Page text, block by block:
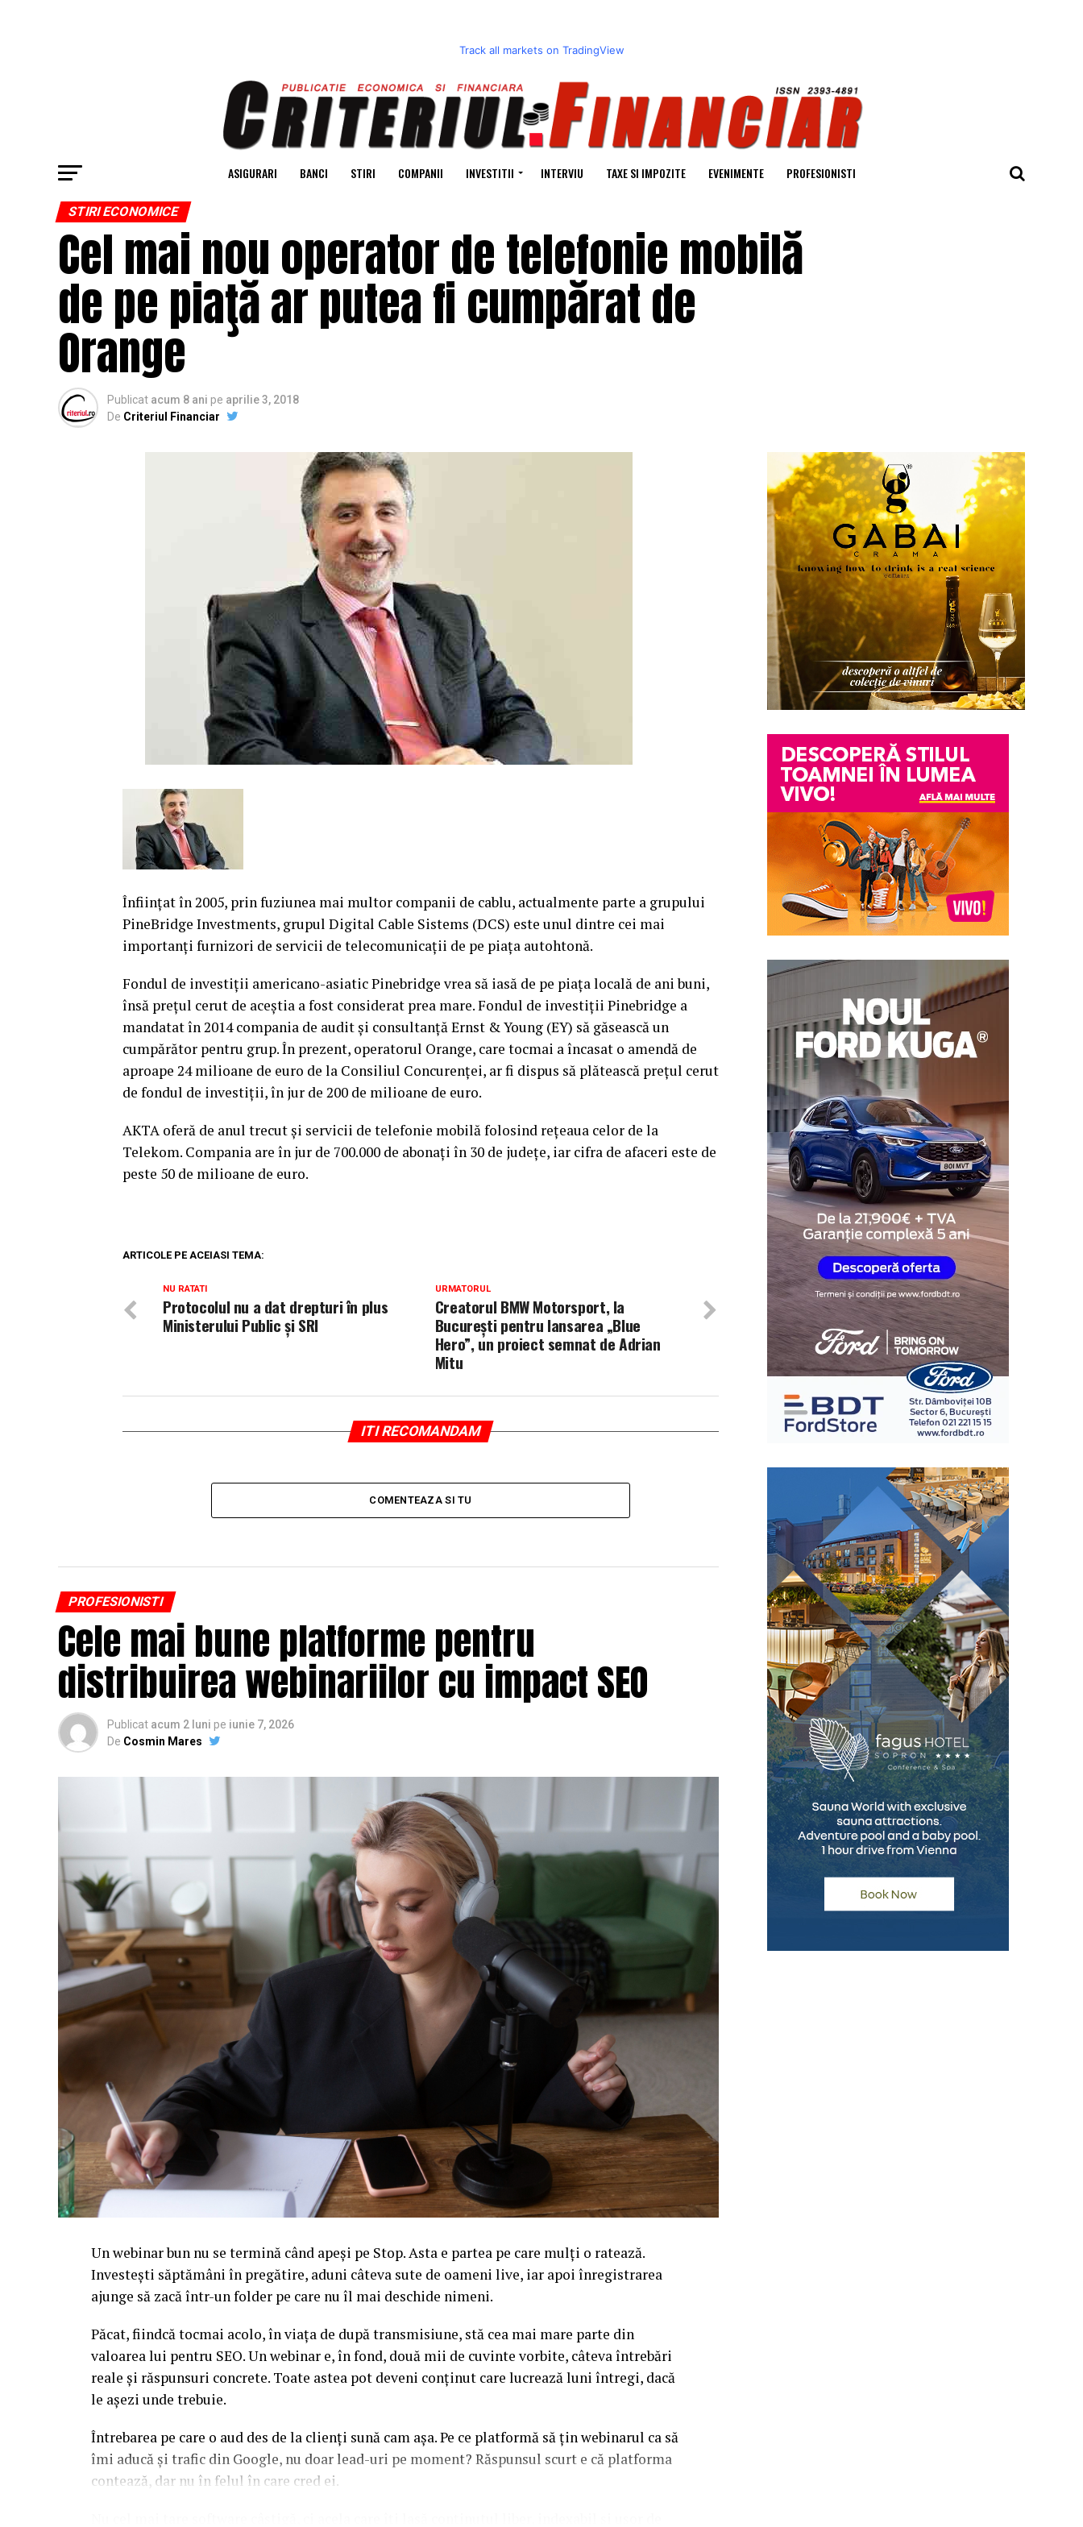
Track all markets on TradingView
ASIGURARI BANCI STIRI COMPANII INVESTITII INTERVIU TAXE SI IMPOZITE EVENIMENTE PROFESIONISTI
STIRI ECONOMICE
Cel mai nou operator de telefonie mobilă
de pe piaţă ar putea fi cumpărat de
Orange
Publicat acum 8 ani pe aprilie 3, 2018
De Criteriul Financiar
Înfiinţat în 2005, prin fuziunea mai multor companii de cablu, actualmente parte a grupului
PineBridge Investments, grupul Digital Cable Sistems (DCS) este unul dintre cei mai
importanţi furnizori de servicii de telecomunicaţii de pe piaţa autohtonă.
Fondul de investiţii americano-asiatic Pinebridge vrea să iasă de pe piaţa locală de ani buni,
însă preţul cerut de aceştia a fost considerat prea mare. Fondul de investiţii Pinebridge a
mandatat în 2014 compania de audit şi consultanţă Ernst & Young (EY) să găsească un
cumpărător pentru grup. În prezent, operatorul Orange, care tocmai a încasat o amendă de
aproape 24 milioane de euro de la Consiliul Concurenţei, ar fi dispus să plătească preţul cerut
de fondul de investiţii, în jur de 200 de milioane de euro.
AKTA oferă de anul trecut şi servicii de telefonie mobilă folosind reţeaua celor de la
Telekom. Compania are în jur de 700.000 de abonaţi în 30 de judeţe, iar cifra de afaceri este de
peste 50 de milioane de euro.
ARTICOLE PE ACEIASI TEMA:
URMATORUL
Creatorul BMW Motorsport, la
București pentru lansarea „Blue
Hero”, un proiect semnat de Adrian
Mitu
NU RATATI
Protocolul nu a dat drepturi în plus
Ministerului Public şi SRI
ITI RECOMANDAM
COMENTEAZA SI TU
PROFESIONISTI
Cele mai bune platforme pentru
distribuirea webinariilor cu impact SEO
Publicat acum 2 luni pe iunie 7, 2026
De Cosmin Mares
Un webinar bun nu se termină când apeși pe Stop. Asta e partea pe care mulți o ratează.
Investești săptămâni în pregătire, aduni câteva sute de oameni live, iar apoi înregistrarea
ajunge să zacă într-un folder pe care nu îl mai deschide nimeni.
Păcat, fiindcă tocmai acolo, în viața de după transmisiune, stă cea mai mare parte din
valoarea lui pentru SEO. Un webinar e, în fond, două mii de cuvinte vorbite, câteva întrebări
reale și răspunsuri concrete. Toate astea pot deveni conținut care lucrează luni întregi, dacă
le așezi unde trebuie.
Întrebarea pe care o aud des de la clienți sună cam așa. Pe ce platformă să țin webinarul ca să
îmi aducă și trafic din Google, nu doar lead-uri pe moment? Răspunsul scurt e că platforma
contează, dar nu în felul în care cred ei.